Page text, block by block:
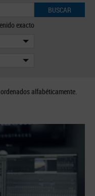
BUSCAR
exacto
alfabéticamente.